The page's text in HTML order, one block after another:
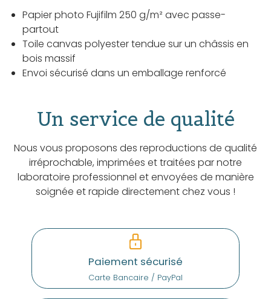
Papier photo Fujifilm 250 g/m² avec passe-
partout
Toile canvas polyester tendue sur un châssis en
bois massif
Envoi sécurisé dans un emballage renforcé
Un service de qualité
Nous vous proposons des reproductions de qualité
irréprochable, imprimées et traitées par notre
laboratoire professionnel et envoyées de manière
soignée et rapide directement chez vous !
Paiement sécurisé
Carte Bancaire / PayPal